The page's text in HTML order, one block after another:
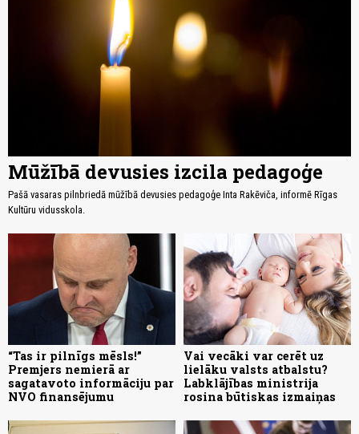
Mūžībā devusies izcila pedagoģe
Pašā vasaras pilnbriedā mūžībā devusies pedagoģe Inta Rakēviča, informē Rīgas
Kultūru vidusskola.
“Tas ir pilnīgs mēsls!”
Premjers nemierā ar
sagatavoto informāciju par
NVO finansējumu
Vai vecāki var cerēt uz
lielāku valsts atbalstu?
Labklājības ministrija
rosina būtiskas izmaiņas